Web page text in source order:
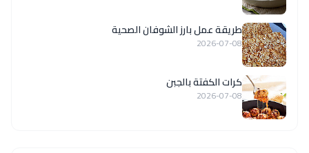
طريقة عمل بارز الشوفان الصحية
2026-07-08
كرات الكفتة بالجبن
2026-07-08